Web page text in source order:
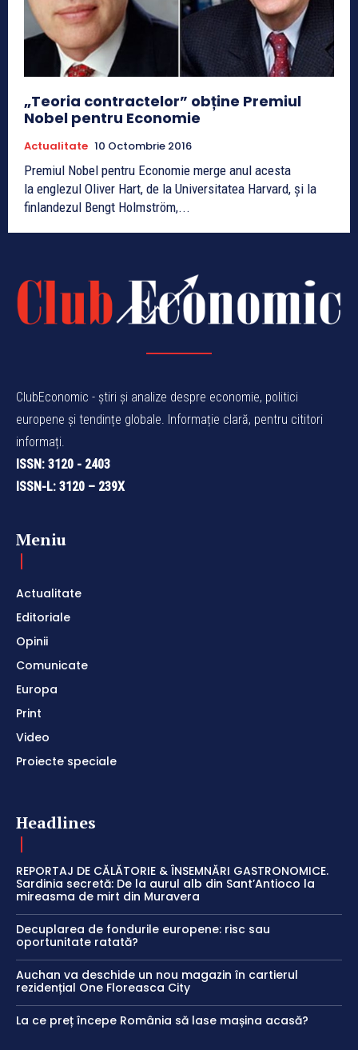
„Teoria contractelor” obține Premiul
Nobel pentru Economie
Actualitate 10 Octombrie 2016
Premiul Nobel pentru Economie merge anul acesta
la englezul Oliver Hart, de la Universitatea Harvard, şi la
finlandezul Bengt Holmström,...
ClubEconomic - știri și analize despre economie, politici
europene și tendințe globale. Informație clară, pentru cititori
informați.
ISSN: 3120 - 2403
ISSN-L: 3120 – 239X
Meniu
Actualitate
Editoriale
Opinii
Comunicate
Europa
Print
Video
Proiecte speciale
Headlines
REPORTAJ DE CĂLĂTORIE & ÎNSEMNĂRI GASTRONOMICE.
Sardinia secretă: De la aurul alb din Sant’Antioco la
mireasma de mirt din Muravera
Decuplarea de fondurile europene: risc sau
oportunitate ratată?
Auchan va deschide un nou magazin în cartierul
rezidențial One Floreasca City
La ce preț începe România să lase mașina acasă?